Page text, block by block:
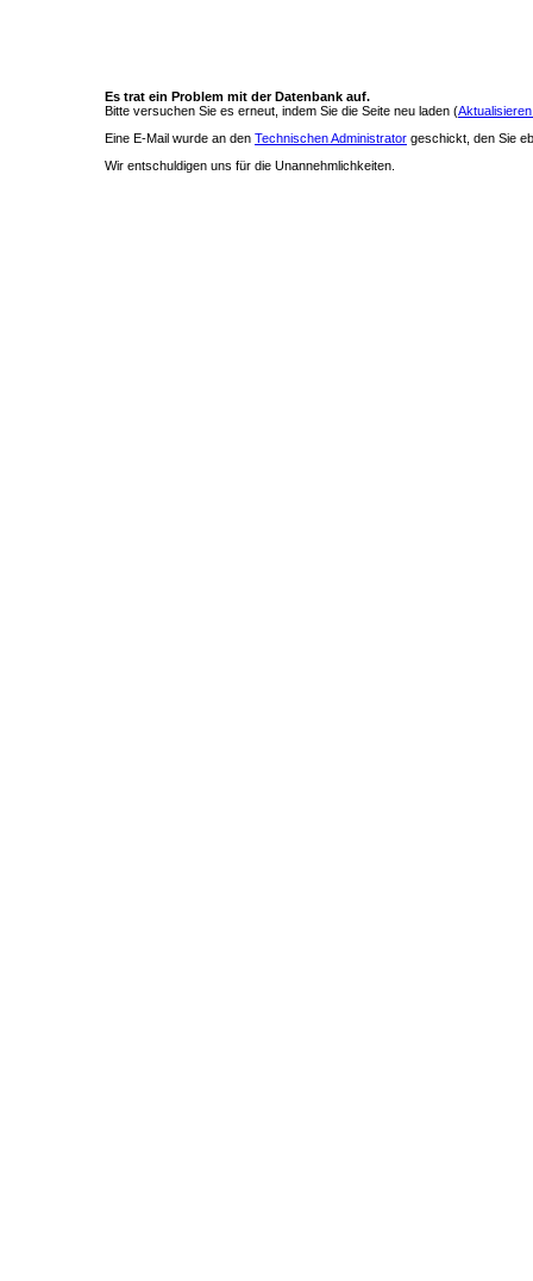
Es trat ein Problem mit der Datenbank auf.
Bitte versuchen Sie es erneut, indem Sie die Seite neu laden (
Eine E-Mail wurde an den Technischen Administrator geschickt, den Sie
Wir entschuldigen uns für die Unannehmlichkeiten.